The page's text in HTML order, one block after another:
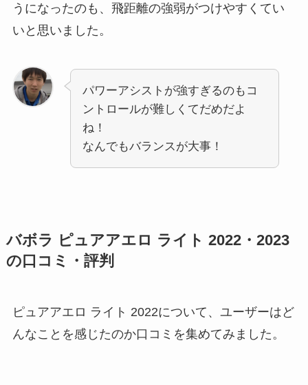
うになったのも、飛距離の強弱がつけやすくてい
いと思いました。
パワーアシストが強すぎるのもコ
ントロールが難しくてだめだよ
ね！
なんでもバランスが大事！
バボラ ピュアアエロ ライト 2022・2023
の口コミ・評判
ピュアアエロ ライト 2022について、ユーザーはど
んなことを感じたのか口コミを集めてみました。